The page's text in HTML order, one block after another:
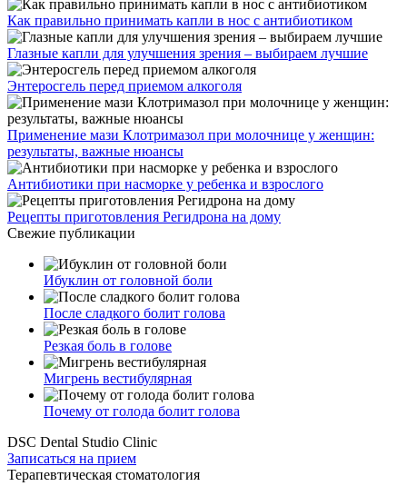
Как правильно принимать капли в нос с антибиотиком
Глазные капли для улучшения зрения – выбираем лучшие
Энтеросгель перед приемом алкоголя
Применение мази Клотримазол при молочнице у женщин:
результаты, важные нюансы
Антибиотики при насморке у ребенка и взрослого
Рецепты приготовления Регидрона на дому
Свежие публикации
Ибуклин от головной боли
После сладкого болит голова
Резкая боль в голове
Мигрень вестибулярная
Почему от голода болит голова
DSC Dental Studio Clinic
Записаться на прием
Терапевтическая стоматология